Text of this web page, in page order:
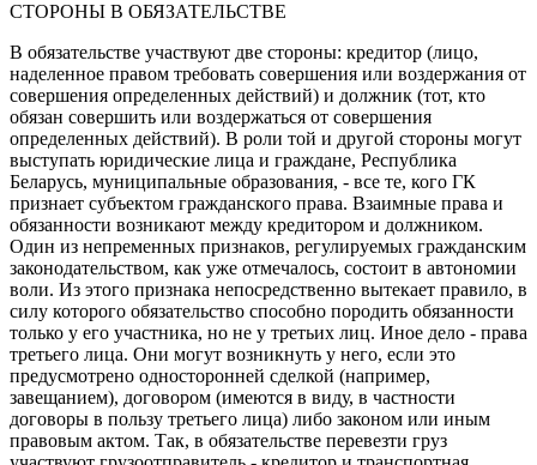
СТОРОНЫ В ОБЯЗАТЕЛЬСТВЕ
В обязательстве участвуют две стороны: кредитор (лицо,
наделенное правом требовать совершения или воздержания от
совершения определенных действий) и должник (тот, кто
обязан совершить или воздержаться от совершения
определенных действий). В роли той и другой стороны могут
выступать юридические лица и граждане, Республика
Беларусь, муниципальные образования, - все те, кого ГК
признает субъектом гражданского права. Взаимные права и
обязанности возникают между кредитором и должником.
Один из непременных признаков, регулируемых гражданским
законодательством, как уже отмечалось, состоит в автономии
воли. Из этого признака непосредственно вытекает правило, в
силу которого обязательство способно породить обязанности
только у его участника, но не у третьих лиц. Иное дело - права
третьего лица. Они могут возникнуть у него, если это
предусмотрено односторонней сделкой (например,
завещанием), договором (имеются в виду, в частности
договоры в пользу третьего лица) либо законом или иным
правовым актом. Так, в обязательстве перевезти груз